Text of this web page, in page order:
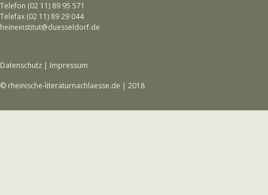
Telefon (02 11) 89 95 571
Telefax (02 11) 89 29 044
heineinstitut@duesseldorf.de
Datenschutz | Impressum
© rheinische-literaturnachlaesse.de | 2018